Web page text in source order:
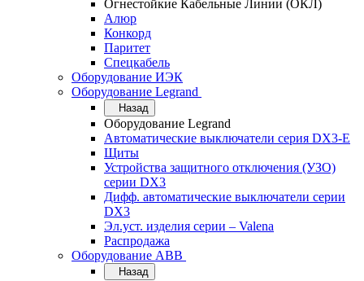
Огнестойкие Кабельные Линии (ОКЛ)
Алюр
Конкорд
Паритет
Спецкабель
Оборудование ИЭК
Оборудование Legrand
Назад
Оборудование Legrand
Автоматические выключатели серия DX3-E
Щиты
Устройства защитного отключения (УЗО)
серии DX3
Дифф. автоматические выключатели серии
DX3
Эл.уст. изделия серии – Valena
Распродажа
Оборудование АВВ
Назад